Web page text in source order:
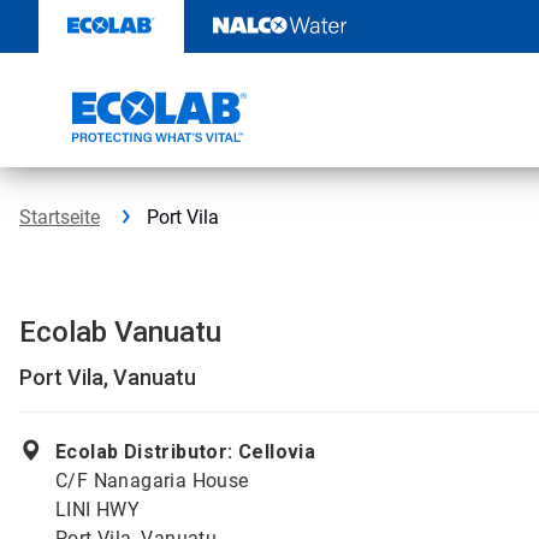
Inhalt
Startseite Port Vila
Ecolab Vanuatu
Port Vila, Vanuatu
Ecolab Distributor: Cellovia
C/F Nanagaria House
LINI HWY